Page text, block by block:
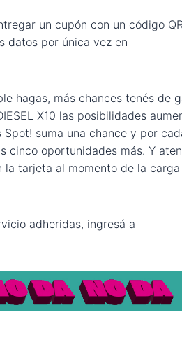
un cupón con un código
datos por única vez en
hagas, más chances tenés de
X10 las posibilidades
suma una chance y por
cinco oportunidades más. Y
tarjeta al momento de la carga
adheridas, ingresá a